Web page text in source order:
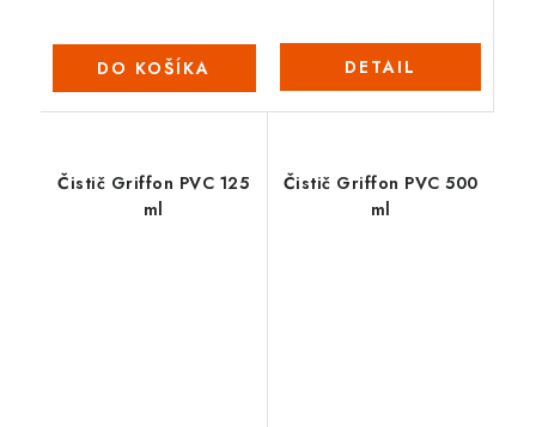
DO KOŠÍKA DETAIL
Čistič Griffon PVC 125
ml
Čistič Griffon PVC 500
ml